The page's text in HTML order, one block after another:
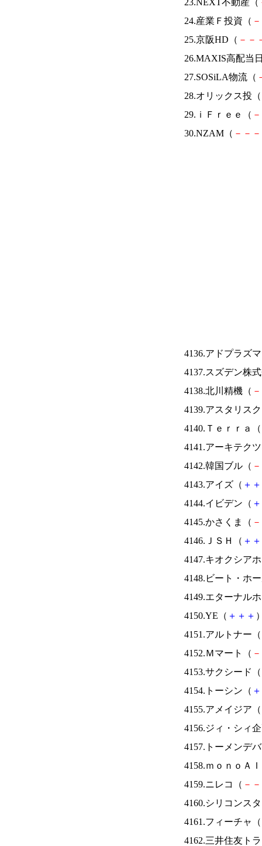
23.NEXT不動産（
24.産業Ｆ投資（ －
25.京阪HD（ － －
26.MAXIS高配当
27.SOSiLA物流（
28.オリックス投（
29.ｉＦｒｅｅ（ －
30.NZAM（ － － －
4136.アドプラズ
4137.スズデン株
4138.北川精機（ －
4139.アスタリス
4140.Ｔｅｒｒａ（
4141.アーキテク
4142.韓国ブル（ －
4143.アイズ（ ＋ ＋
4144.イビデン（ ＋
4145.かさくま（ －
4146.ＪＳＨ（ ＋ ＋
4147.キオクシア
4148.ビート・ホ
4149.エターナル
4150.YE（ ＋ ＋ ＋
4151.アルトナー（
4152.Ｍマート（ －
4153.サクシード（
4154.トーシン（ ＋
4155.アメイジア（
4156.ジィ・シィ
4157.トーメンデ
4158.ｍｏｎｏＡ
4159.ニレコ（ － －
4160.シリコンス
4161.フィーチャ（
4162.三井住友ト